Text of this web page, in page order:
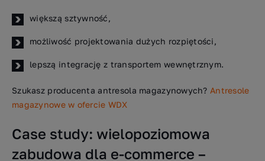
większą sztywność,
możliwość projektowania dużych rozpiętości,
lepszą integrację z transportem wewnętrznym.
Szukasz producenta antresola magazynowych? Antresole
magazynowe w ofercie WDX
Case study: wielopoziomowa
zabudowa dla e-commerce –